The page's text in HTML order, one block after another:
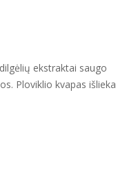
ekstraktai saugo
Ploviklio kvapas išlieka